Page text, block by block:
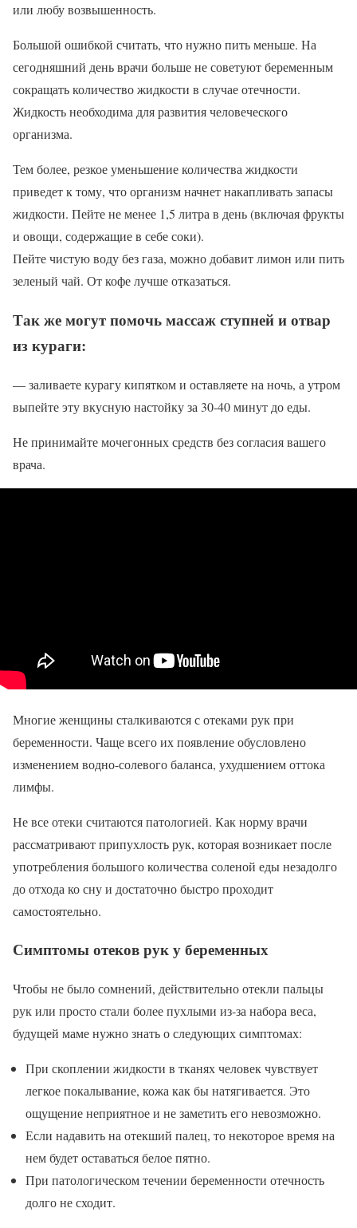
или любу возвышенность.
Большой ошибкой считать, что нужно пить меньше. На
сегодняшний день врачи больше не советуют беременным
сокращать количество жидкости в случае отечности.
Жидкость необходима для развития человеческого
организма.
Тем более, резкое уменьшение количества жидкости
приведет к тому, что организм начнет накапливать запасы
жидкости. Пейте не менее 1,5 литра в день (включая фрукты
и овощи, содержащие в себе соки).
Пейте чистую воду без газа, можно добавит лимон или пить
зеленый чай. От кофе лучше отказаться.
Так же могут помочь массаж ступней и отвар
из кураги:
— заливаете курагу кипятком и оставляете на ночь, а утром
выпейте эту вкусную настойку за 30-40 минут до еды.
Не принимайте мочегонных средств без согласия вашего
врача.
Многие женщины сталкиваются с отеками рук при
беременности. Чаще всего их появление обусловлено
изменением водно-солевого баланса, ухудшением оттока
лимфы.
Не все отеки считаются патологией. Как норму врачи
рассматривают припухлость рук, которая возникает после
употребления большого количества соленой еды незадолго
до отхода ко сну и достаточно быстро проходит
самостоятельно.
Симптомы отеков рук у беременных
Чтобы не было сомнений, действительно отекли пальцы
рук или просто стали более пухлыми из-за набора веса,
будущей маме нужно знать о следующих симптомах:
При скоплении жидкости в тканях человек чувствует
легкое покалывание, кожа как бы натягивается. Это
ощущение неприятное и не заметить его невозможно.
Если надавить на отекший палец, то некоторое время на
нем будет оставаться белое пятно.
При патологическом течении беременности отечность
долго не сходит.